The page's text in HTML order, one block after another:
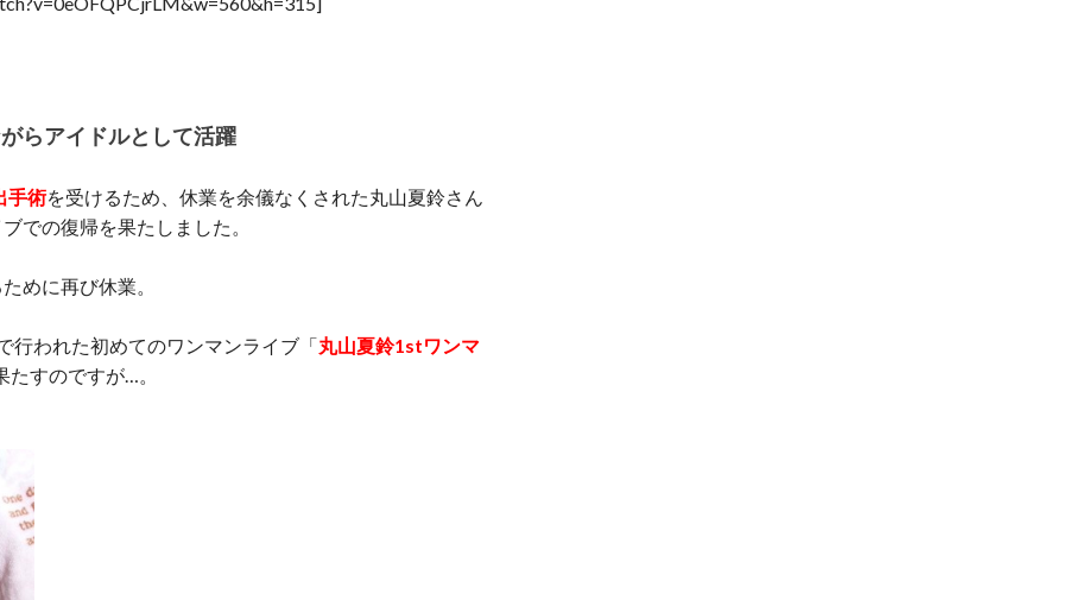
らアイドルとして活躍
手術を受けるため、休業を余儀なくされた丸山夏鈴さん
での復帰を果たしました。
めに再び休業。
行われた初めてのワンマンライブ「丸山夏鈴1stワンマ
たすのですが…。